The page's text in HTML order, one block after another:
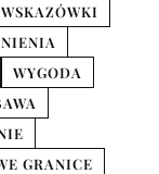
WSKAZÓWKI
WYGODA
GRANICE